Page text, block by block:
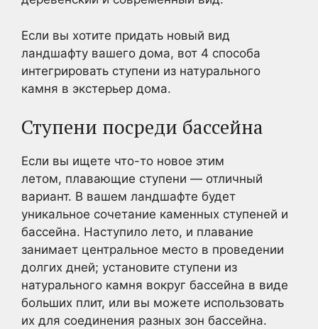
Если вы хотите придать новый вид
ландшафту вашего дома, вот 4 способа
интегрировать ступени из натурального
камня в экстерьер дома.
Ступени посреди бассейна
Если вы ищете что-то новое этим
летом, плавающие ступени — отличный
вариант. В вашем ландшафте будет
уникальное сочетание каменных ступеней и
бассейна. Наступило лето, и плавание
занимает центральное место в проведении
долгих дней; установите ступени из
натурального камня вокруг бассейна в виде
больших плит, или вы можете использовать
их для соединения разных зон бассейна.